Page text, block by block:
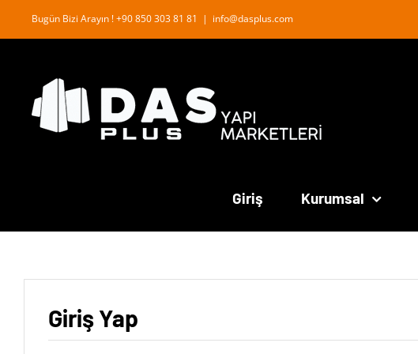
Bugün Bizi Arayın ! +90 850 303 81 81 | info@dasplus.com
Giriş Kurumsal
Giriş Yap